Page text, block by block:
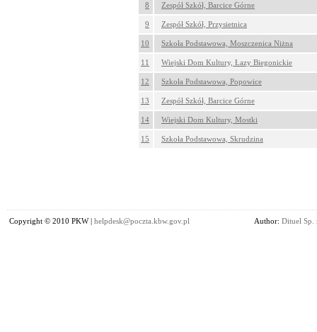
8 Zespół Szkół, Barcice Górne
9 Zespół Szkół, Przysietnica
10 Szkoła Podstawowa, Moszczenica Niżna
11 Wiejski Dom Kultury, Łazy Biegonickie
12 Szkoła Podstawowa, Popowice
13 Zespół Szkół, Barcice Górne
14 Wiejski Dom Kultury, Mostki
15 Szkoła Podstawowa, Skrudzina
Copyright © 2010 PKW | helpdesk@poczta.kbw.gov.pl Author: Dituel Sp.